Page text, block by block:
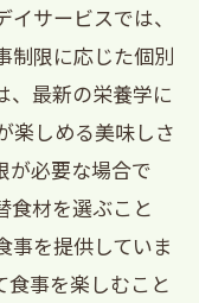
メニューの提
学びと楽しみ
ログラム
スの役割
得られる生活
サービスでは、
制限に応じた個別
、最新の栄養学に
楽しめる美味しさ
が必要な場合で
食材を選ぶこと
事を提供していま
食事を楽しむこと